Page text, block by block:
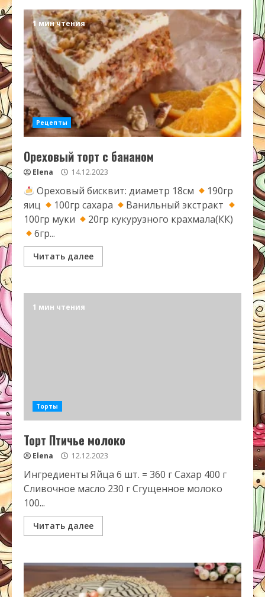
1 мин чтения
Рецепты
Ореховый торт с бананом
Elena 14.12.2023
Ореховый бисквит: диаметр 18см
190гр
яиц
100гр сахара
Ванильный экстракт
100гр муки
20гр кукурузного крахмала(КК)
6гр...
Читать далее
1 мин чтения
Торты
Торт Птичье молоко
Elena 12.12.2023
Ингредиенты Яйца 6 шт. = 360 г Сахар 400 г
Сливочное масло 230 г Сгущенное молоко
100...
Читать далее